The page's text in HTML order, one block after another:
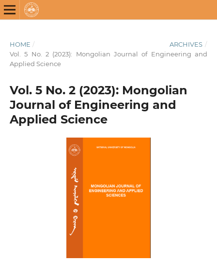
HOME / ARCHIVES /
Vol. 5 No. 2 (2023): Mongolian Journal of Engineering and
Applied Science
Vol. 5 No. 2 (2023): Mongolian
Journal of Engineering and
Applied Science